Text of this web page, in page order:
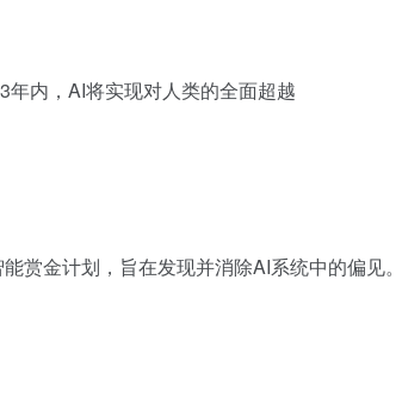
内，AI将实现对人类的全面超越
赏金计划，旨在发现并消除AI系统中的偏见。